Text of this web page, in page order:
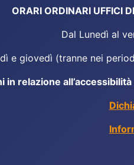
ORARI ORDINARI UFFICI
Dal Lunedì al
e giovedì (tranne nei
in relazione